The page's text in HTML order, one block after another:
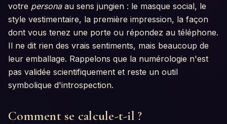
votre personaau sens jungien : le masque social, le
style vestimentaire, la première impression, la façon
dont vous tenez une porte ou répondez au téléphone.
Il ne dit rien des vrais sentiments, mais beaucoup de
leur emballage. Rappelons que la numérologie n'est
pas validée scientifiquement et reste un outil
symbolique d'introspection.
Comment se calcule-t-il ?